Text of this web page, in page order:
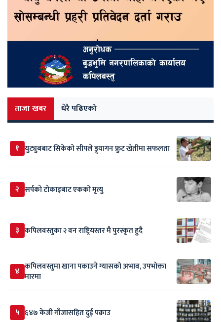
ताजा खबर धेरै पढिएको
१ युट्युबबाट सिकेको सीपले ड्र्यागन फ्रुट खेतीमा सफलता
२ सर्पकाे टाेकाइबाट एकको मृत्यु
३ कपिलवस्तुका २ वन राष्ट्रियस्तर मै पुरस्कृत हुदै
४ कपिलवस्तुमा खाना पकाउने ग्यासको अभाव, उपभोक्ता
मारमा
५ ६४७ केजी गाँजासहित दुई पक्राउ